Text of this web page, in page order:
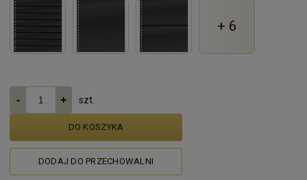
+ 6
szt.
DO KOSZYKA
DODAJ DO PRZECHOWALNI